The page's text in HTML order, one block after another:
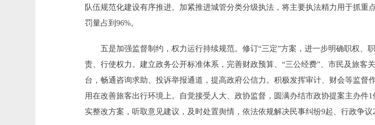
队伍规范化建设有序推进。加紧推进城管分类分级执法，将主要执法精力用于抓重
罚量占到96%。
五是加强监督制约，权力运行持续规范。修订“三定”方案，进一步明确职权、
责、行使权力。建立政务公开标准体系，完善财政预算、“三公经费”、市民及旅客
台，畅通咨询求助、投诉举报通道，提高政府公信力。积极发挥审计、财会等监
用在改善旅客出行环境上。自觉接受人大、政协监督，圆满办结市政协提案主办件
实整改方案，听取意见建议，及时处置舆情，依法依规解决民事纠纷9起、行政争议